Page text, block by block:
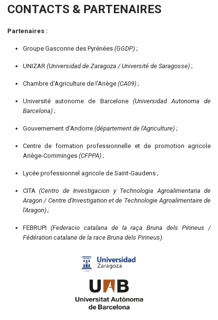
CONTACTS & PARTENAIRES
Partenaires :
Groupe Gasconne des Pyrénées (GGDP) ;
UNIZAR (Universidad de Zaragoza / Université de Saragosse) ;
Chambre d'Agriculture de l'Ariège (CA09) ;
Université autonome de Barcelone (Universidad Autonoma de
Barcelona) ;
Gouvernement d'Andorre (département de l'Agriculture) ;
Centre de formation professionnelle et de promotion agricole
Ariège-Comminges (CFPPA) ;
Lycée professionnel agricole de Saint-Gaudens ;
CITA(Centro de Investigacion y Technologia Agroalimentaria de
Aragon / Centre d'Investigation et de Technologie Agroalimentaire de
l'Aragon) ;
FEBRUPI (Federacio catalana de la raça Bruna dels Pirineus /
Fédération catalane de la race Bruna dels Pirineus).